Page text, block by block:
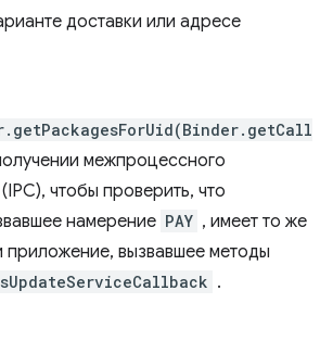
доставки или адресе
межпроцессного
чтобы проверить, что
намерение PAY , имеет то же
приложение, вызвавшее методы
.